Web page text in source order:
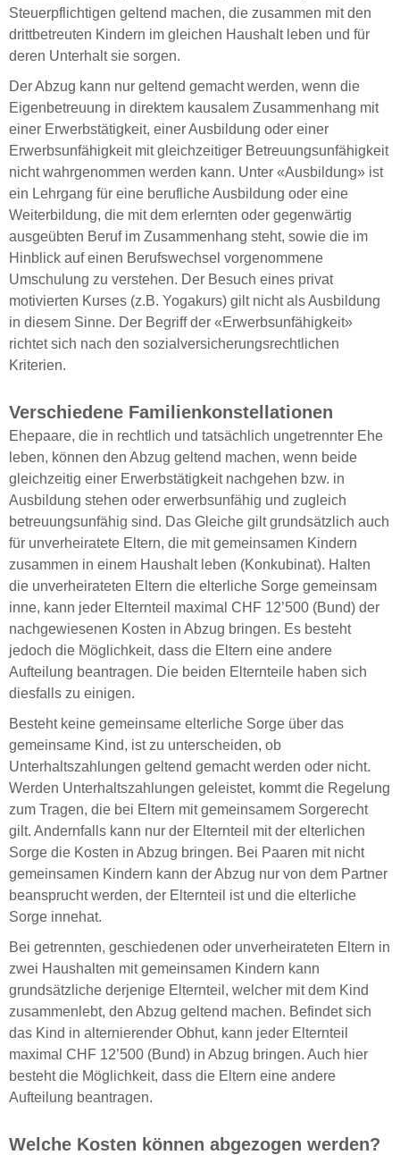
Steuerpflichtigen geltend machen, die zusammen mit den
drittbetreuten Kindern im gleichen Haushalt leben und für
deren Unterhalt sie sorgen.
Der Abzug kann nur geltend gemacht werden, wenn die
Eigenbetreuung in direktem kausalem Zusammenhang mit
einer Erwerbstätigkeit, einer Ausbildung oder einer
Erwerbsunfähigkeit mit gleichzeitiger Betreuungsunfähigkeit
nicht wahrgenommen werden kann. Unter «Ausbildung» ist
ein Lehrgang für eine berufliche Ausbildung oder eine
Weiterbildung, die mit dem erlernten oder gegenwärtig
ausgeübten Beruf im Zusammenhang steht, sowie die im
Hinblick auf einen Berufswechsel vorgenommene
Umschulung zu verstehen. Der Besuch eines privat
motivierten Kurses (z.B. Yogakurs) gilt nicht als Ausbildung
in diesem Sinne. Der Begriff der «Erwerbsunfähigkeit»
richtet sich nach den sozialversicherungsrechtlichen
Kriterien.
Verschiedene Familienkonstellationen
Ehepaare, die in rechtlich und tatsächlich ungetrennter Ehe
leben, können den Abzug geltend machen, wenn beide
gleichzeitig einer Erwerbstätigkeit nachgehen bzw. in
Ausbildung stehen oder erwerbsunfähig und zugleich
betreuungsunfähig sind. Das Gleiche gilt grundsätzlich auch
für unverheiratete Eltern, die mit gemeinsamen Kindern
zusammen in einem Haushalt leben (Konkubinat). Halten
die unverheirateten Eltern die elterliche Sorge gemeinsam
inne, kann jeder Elternteil maximal CHF 12’500 (Bund) der
nachgewiesenen Kosten in Abzug bringen. Es besteht
jedoch die Möglichkeit, dass die Eltern eine andere
Aufteilung beantragen. Die beiden Elternteile haben sich
diesfalls zu einigen.
Besteht keine gemeinsame elterliche Sorge über das
gemeinsame Kind, ist zu unterscheiden, ob
Unterhaltszahlungen geltend gemacht werden oder nicht.
Werden Unterhaltszahlungen geleistet, kommt die Regelung
zum Tragen, die bei Eltern mit gemeinsamem Sorgerecht
gilt. Andernfalls kann nur der Elternteil mit der elterlichen
Sorge die Kosten in Abzug bringen. Bei Paaren mit nicht
gemeinsamen Kindern kann der Abzug nur von dem Partner
beansprucht werden, der Elternteil ist und die elterliche
Sorge innehat.
Bei getrennten, geschiedenen oder unverheirateten Eltern in
zwei Haushalten mit gemeinsamen Kindern kann
grundsätzliche derjenige Elternteil, welcher mit dem Kind
zusammenlebt, den Abzug geltend machen. Befindet sich
das Kind in alternierender Obhut, kann jeder Elternteil
maximal CHF 12’500 (Bund) in Abzug bringen. Auch hier
besteht die Möglichkeit, dass die Eltern eine andere
Aufteilung beantragen.
Welche Kosten können abgezogen werden?